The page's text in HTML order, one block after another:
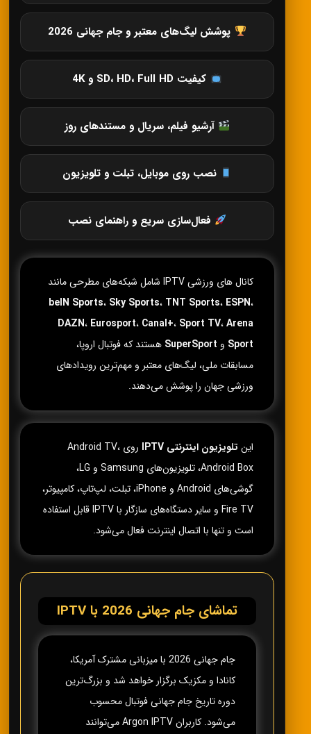
پوشش لیگ‌های معتبر و جام جهانی 2026
کیفیت SD، HD، Full HD و 4K
آرشیو فیلم، سریال و مستندهای روز
نصب روی موبایل، تبلت و تلویزیون
فعال‌سازی سریع و راهنمای نصب
کانال های ورزشی IPTV شامل شبکه‌های مطرحی مانند
beIN Sports، Sky Sports، TNT Sports، ESPN،
DAZN، Eurosport، Canal+، Sport TV،Arena
Sport و SuperSport هستند که فوتبال اروپا،
مسابقات ملی، لیگ‌های معتبر و مهم‌ترین رویدادهای
ورزشی جهان را پوشش می‌دهند.
این تلویزیون اینترنتی IPTV
روی Android TV،
Android Box، تلویزیون‌های Samsung و LG،
گوشی‌های Android و iPhone، تبلت، لپ‌تاپ، کامپیوتر،
Fire TV و سایر دستگاه‌های سازگار با IPTV قابل استفاده
است و تنها با اتصال اینترنت فعال می‌شود.
تماشای جام جهانی 2026 با IPTV
جام جهانی 2026 با میزبانی مشترک آمریکا،
کانادا و مکزیک برگزار خواهد شد و بزرگ‌ترین
دوره تاریخ جام جهانی فوتبال محسوب
می‌شود. کاربران Argon IPTV می‌توانند